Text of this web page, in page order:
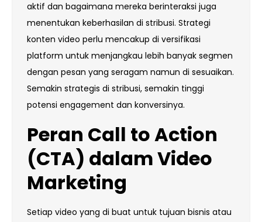
aktif dan bagaimana mereka berinteraksi juga
menentukan keberhasilan di stribusi. Strategi
konten video perlu mencakup di versifikasi
platform untuk menjangkau lebih banyak segmen
dengan pesan yang seragam namun di sesuaikan.
Semakin strategis di stribusi, semakin tinggi
potensi engagement dan konversinya.
Peran Call to Action
(CTA) dalam Video
Marketing
Setiap video yang di buat untuk tujuan bisnis atau